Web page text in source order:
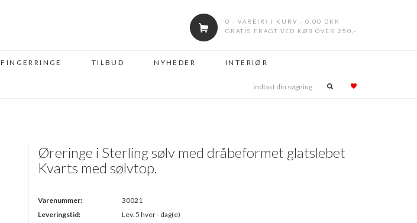
0 - VARE(R) I KURV - 0,00 DKK
GRATIS FRAGT VED KØB OVER 250,-
FINGERRINGE TILBUD NYHEDER INTERIØR
Øreringe i Sterling sølv med dråbeformet glatslebet
Kvarts med sølvtop.
Varenummer:
30021
Leveringstid:
Lev. 5 hver - dag(e)